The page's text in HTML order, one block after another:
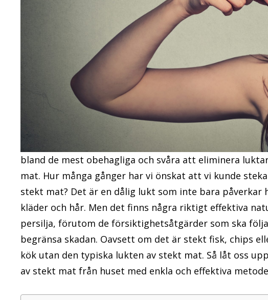
bland de mest obehagliga och svåra att eliminera
mat. Hur många gånger har vi önskat att vi kunde
stekt mat? Det är en dålig lukt som inte bara påverkar
kläder och hår. Men det finns några riktigt effektiva
persilja, förutom de försiktighetsåtgärder som ska
begränsa skadan. Oavsett om det är stekt fisk, chips
kök utan den typiska lukten av stekt mat. Så låt oss
av stekt mat från huset med enkla och effektiva